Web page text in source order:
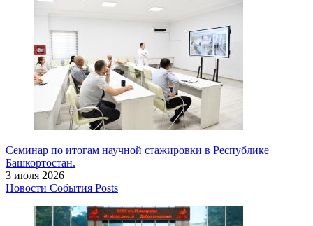
Семинар по итогам научной стажировки в Республике
Башкортостан.
3 июля 2026
Новости События Posts